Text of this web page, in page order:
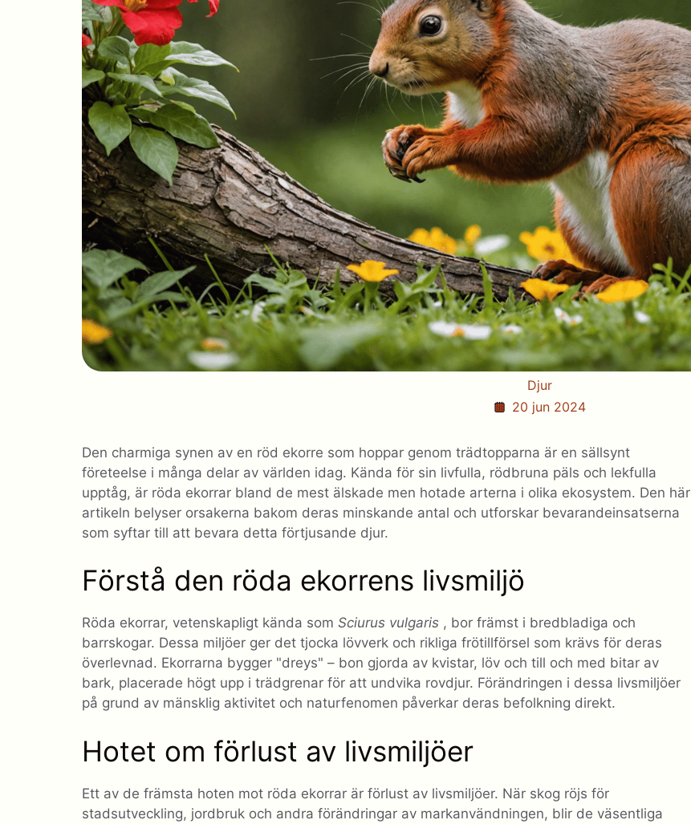
Djur
20 jun 2024
Den charmiga synen av en röd ekorre som hoppar genom trädtopparna är en sällsynt
företeelse i många delar av världen idag. Kända för sin livfulla, rödbruna päls och lekfulla
upptåg, är röda ekorrar bland de mest älskade men hotade arterna i olika ekosystem. Den här
artikeln belyser orsakerna bakom deras minskande antal och utforskar bevarandeinsatserna
som syftar till att bevara detta förtjusande djur.
Förstå den röda ekorrens livsmiljö
Röda ekorrar, vetenskapligt kända som Sciurus vulgaris , bor främst i bredbladiga och
barrskogar. Dessa miljöer ger det tjocka lövverk och rikliga frötillförsel som krävs för deras
överlevnad. Ekorrarna bygger "dreys" – bon gjorda av kvistar, löv och till och med bitar av
bark, placerade högt upp i trädgrenar för att undvika rovdjur. Förändringen i dessa livsmiljöer
på grund av mänsklig aktivitet och naturfenomen påverkar deras befolkning direkt.
Hotet om förlust av livsmiljöer
Ett av de främsta hoten mot röda ekorrar är förlust av livsmiljöer. När skog röjs för
stadsutveckling, jordbruk och andra förändringar av markanvändningen, blir de väsentliga